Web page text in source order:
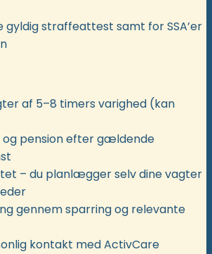
gyldig straffeattest samt for SSA’er
af 5–8 timers varighed (kan
pension efter gældende
– du planlægger selv dine vagter
gennem sparring og relevante
kontakt med ActivCare